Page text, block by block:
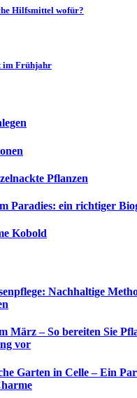
Hilfsmittel wofür?
im Frühjahr
Pflanzen
Paradies: ein richtiger
Kobold
Nachhaltige
März – So bereiten Sie
vor
Garten in Celle – Ein